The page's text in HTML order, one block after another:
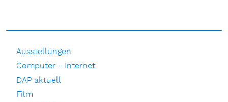
Ausstellungen
Computer - Internet
DAP aktuell
Film